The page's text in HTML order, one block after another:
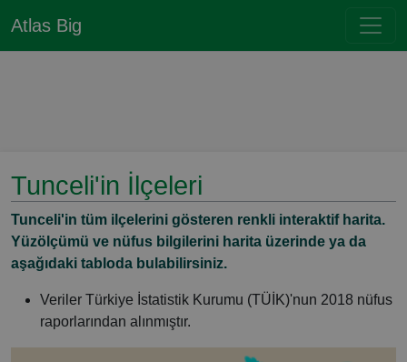
Atlas Big
Tunceli'in İlçeleri
Tunceli'in tüm ilçelerini gösteren renkli interaktif harita.
Yüzölçümü ve nüfus bilgilerini harita üzerinde ya da
aşağıdaki tabloda bulabilirsiniz.
Veriler Türkiye İstatistik Kurumu (TÜİK)'nun 2018 nüfus
raporlarından alınmıştır.